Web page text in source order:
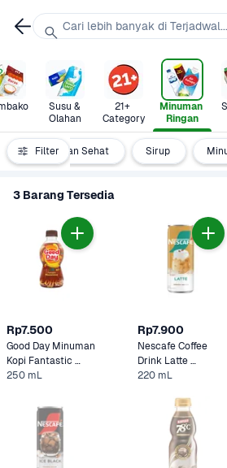
Susu &
Olahan
21+
Category
Minuman
Ringan
Filter
Minuman Sehat Sirup
3 Barang Tersedia
Rp7.500
Good Day Minuman
Kopi Fantastic
250 mL
Rp7.900
Nescafe Coffee
Drink Latte
220 mL
Cari lebih banyak di Terjadwal...